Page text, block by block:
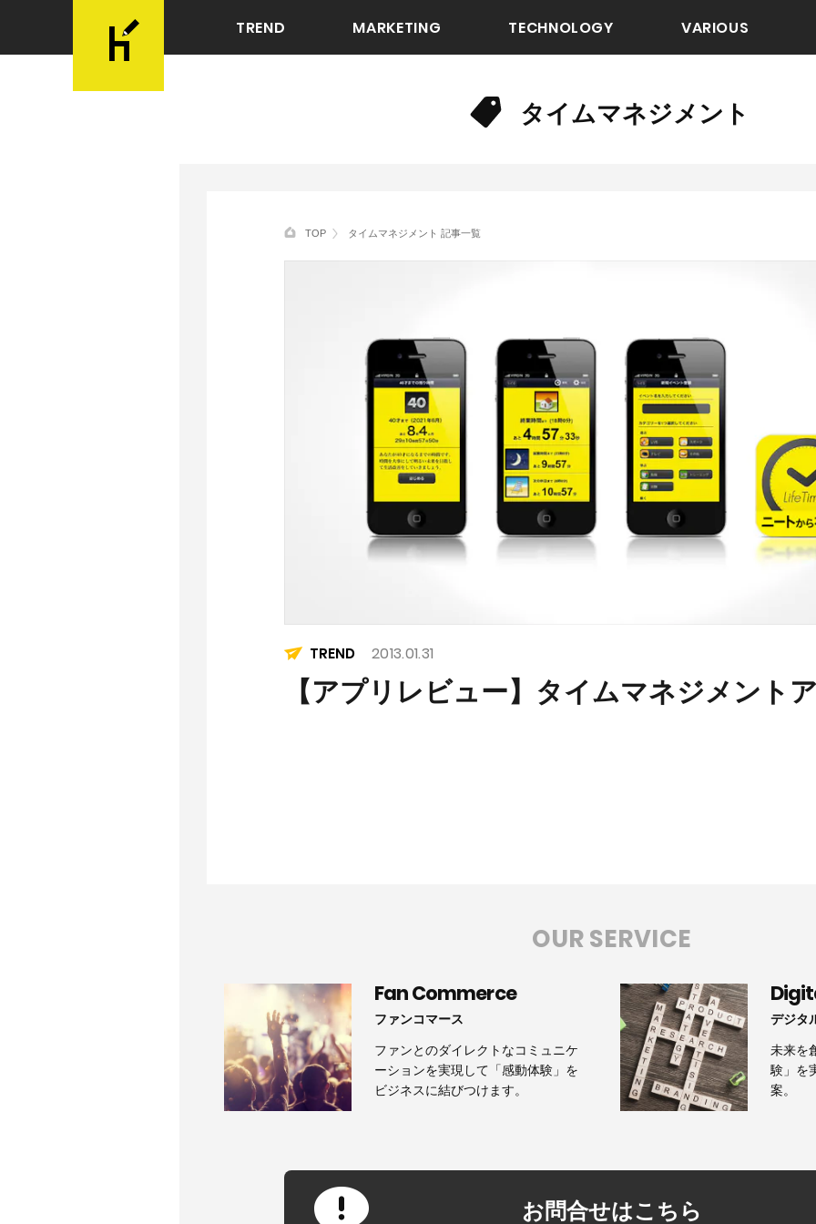
TREND MARKETING TECHNOLOGY VARIOUS
タイムマネジメント
TOP タイムマネジメント 記事一覧
TREND 2013.01.31
【アプリレビュー】タイムマネジメント
OUR SERVICE
Fan Commerce
ファンコマース
ファンとのダイレクトなコミュニケ
ーションを実現して「感動体験」を
ビジネスに結びつけます。
デジタ
未来を
験」を
案。
お問合せはこちら